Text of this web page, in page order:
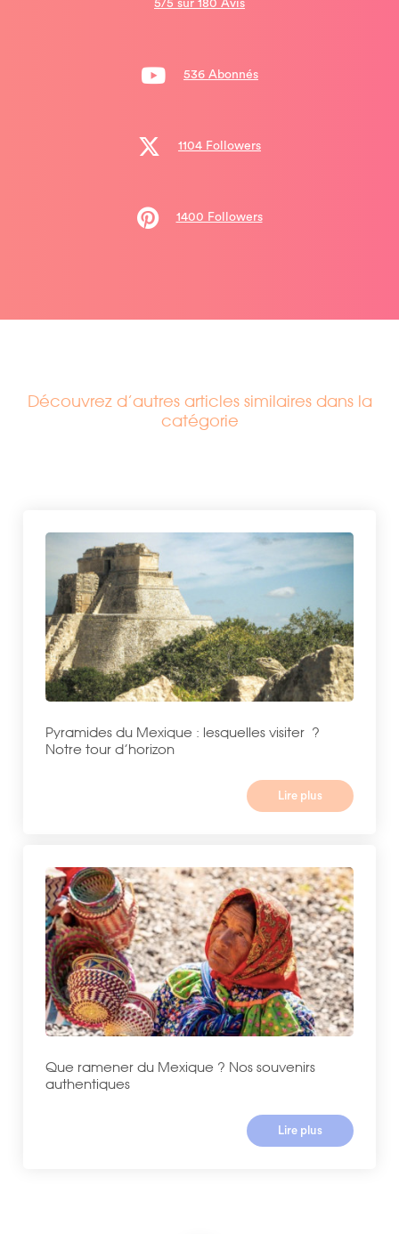
5/5 sur 180 Avis
536 Abonnés
1104 Followers
1400 Followers
Découvrez d’autres articles similaires dans la
catégorie
Pyramides du Mexique : lesquelles visiter ?
Notre tour d’horizon
Lire plus
Que ramener du Mexique ? Nos souvenirs
authentiques
Lire plus